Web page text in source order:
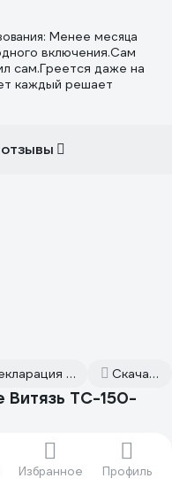
Избранное Профиль
Менее месяца
включения.Сам
сам.Греется даже на
каждый решает
Декларация о соответствии от 2022.01.17 Скачать всю документацию
Витязь ТС-150-
диаметром 150 мм и